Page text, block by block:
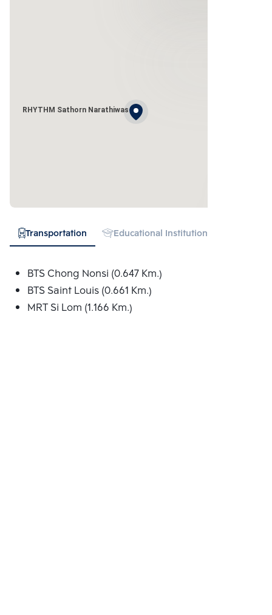
RHYTHM Sathorn Narathiwas
Transportation Educational Institution
BTS Chong Nonsi (0.647 Km.)
BTS Saint Louis (0.661 Km.)
MRT Si Lom (1.166 Km.)